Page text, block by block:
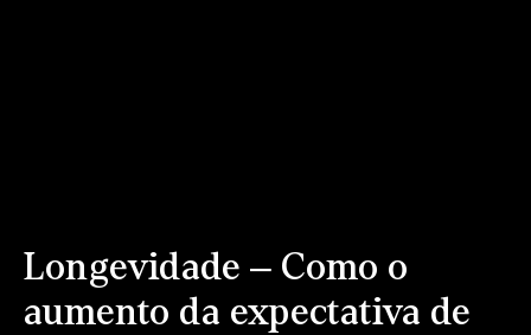
Longevidade – Como o
aumento da expectativa de